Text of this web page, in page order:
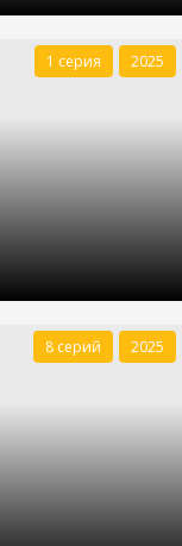
1 серия 2025
8 серий 2025